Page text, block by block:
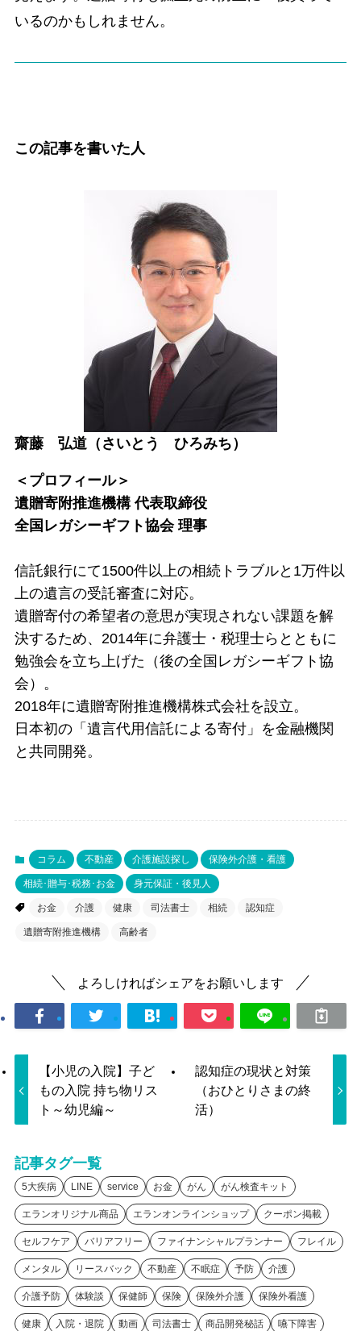
いるのかもしれません。
この記事を書いた人
齋藤 弘道（さいとう ひろみち）
＜プロフィール＞
遺贈寄附推進機構 代表取締役
全国レガシーギフト協会 理事
信託銀行にて1500件以上の相続トラブルと1万件以
上の遺言の受託審査に対応。
遺贈寄付の希望者の意思が実現されない課題を解
決するため、2014年に弁護士・税理士らとともに
勉強会を立ち上げた（後の全国レガシーギフト協
会）。
2018年に遺贈寄附推進機構株式会社を設立。
日本初の「遺言代用信託による寄付」を金融機関
と共同開発。
コラム 不動産 介護施設探し 保険外介護・看護
相続･贈与･税務･お金 身元保証・後見人
お金 介護 健康 司法書士 相続 認知症
遺贈寄附推進機構 高齢者
よろしければシェアをお願いします
【小児の入院】子ど
もの入院 持ち物リス
ト～幼児編～
認知症の現状と対策
（おひとりさまの終
活）
記事タグ一覧
5大疾病 LINE service お金 がん がん検査キット
エランオリジナル商品 エランオンラインショップ クーポン掲載
セルフケア バリアフリー ファイナンシャルプランナー フレイル
メンタル リースバック 不動産 不眠症 予防 介護
介護予防 体験談 保健師 保険 保険外介護 保険外看護
健康 入院・退院 動画 司法書士 商品開発秘話 嚥下障害